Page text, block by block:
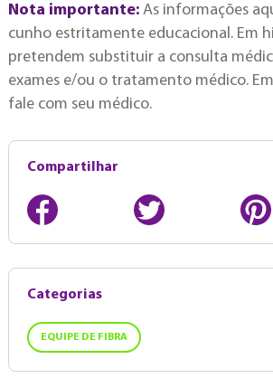
Nota importante:As informações
cunho estritamente educacional. Em
pretendem substituir a consulta
exames e/ou o tratamento médico.
fale com seu médico.
Compartilhar
Categorias
EQUIPE DE FIBRA